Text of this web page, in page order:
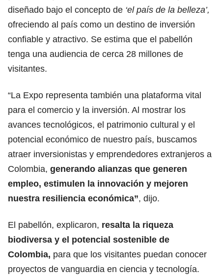
diseñado bajo el concepto de ‘el país de la belleza’,
ofreciendo al país como un destino de inversión
confiable y atractivo. Se estima que el pabellón
tenga una audiencia de cerca 28 millones de
visitantes.
“La Expo representa también una plataforma vital
para el comercio y la inversión. Al mostrar los
avances tecnológicos, el patrimonio cultural y el
potencial económico de nuestro país, buscamos
atraer inversionistas y emprendedores extranjeros a
Colombia, generando alianzas que generen
empleo, estimulen la innovación y mejoren
nuestra resiliencia económica”, dijo.
El pabellón, explicaron, resalta la riqueza
biodiversa y el potencial sostenible de
Colombia, para que los visitantes puedan conocer
proyectos de vanguardia en ciencia y tecnología.